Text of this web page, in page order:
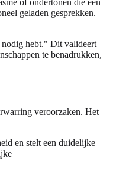
of ondertonen die een
geladen gesprekken.
nodig hebt." Dit valideert
te benadrukken,
veroorzaken. Het
en stelt een duidelijke